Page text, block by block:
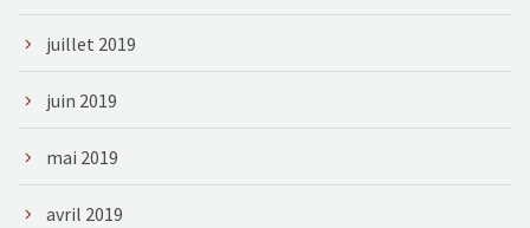
juillet 2019
juin 2019
mai 2019
avril 2019